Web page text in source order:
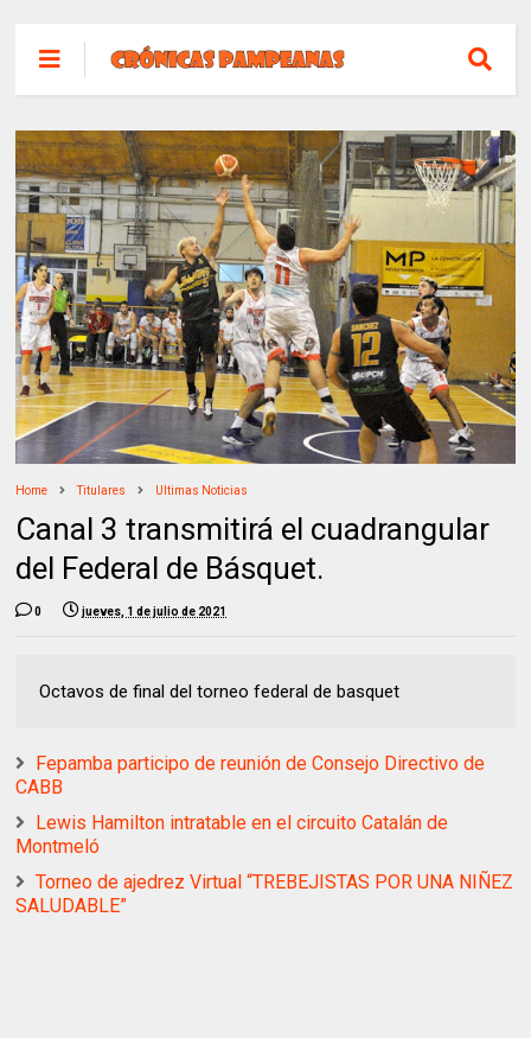
Home Titulares Ultimas Noticias
Canal 3 transmitirá el cuadrangular
del Federal de Básquet.
0 jueves, 1 de julio de 2021
Octavos de final del torneo federal de basquet
Fepamba participo de reunión de Consejo Directivo de
CABB
Lewis Hamilton intratable en el circuito Catalán de
Montmeló
Torneo de ajedrez Virtual “TREBEJISTAS POR UNA NIÑEZ
SALUDABLE”